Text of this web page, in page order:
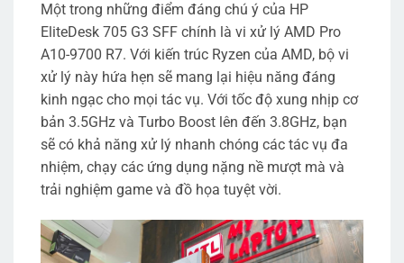
Một trong những điểm đáng chú ý của HP
EliteDesk 705 G3 SFF chính là vi xử lý AMD Pro
A10-9700 R7. Với kiến trúc Ryzen của AMD, bộ vi
xử lý này hứa hẹn sẽ mang lại hiệu năng đáng
kinh ngạc cho mọi tác vụ. Với tốc độ xung nhịp cơ
bản 3.5GHz và Turbo Boost lên đến 3.8GHz, bạn
sẽ có khả năng xử lý nhanh chóng các tác vụ đa
nhiệm, chạy các ứng dụng nặng nề mượt mà và
trải nghiệm game và đồ họa tuyệt vời.